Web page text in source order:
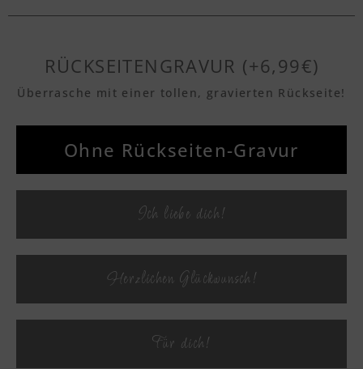
Textvorschau
Textvorschau
Textvorschau
Textvorschau
RÜCKSEITENGRAVUR (+6,99€)
Überrasche mit einer tollen, gravierten Rückseite!
Ohne Rückseiten-Gravur
Ich liebe dich!
Herzlichen Glückwunsch!
Für dich!